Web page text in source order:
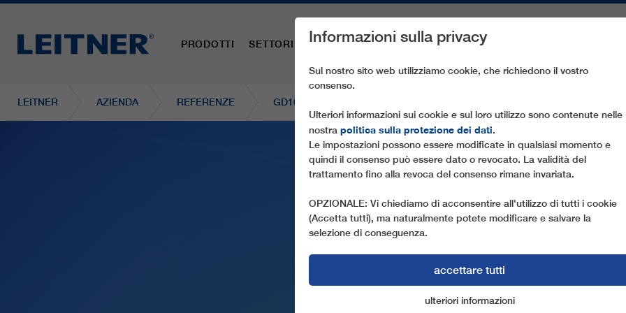
PRODOTTI SETTORI PEZZI DI RICAMBIO ASSISTENZA CLIENTI
LEITNER AZIENDA REFERENZE GD10 LEZUO
Informazioni sulla privacy
Sul nostro sito web utilizziamo cookie, che richiedono il vostro
consenso.
Ulteriori informazioni sui cookie e sul loro utilizzo sono contenute nelle
nostra politica sulla protezione dei dati.
Le impostazioni possono essere modificate in qualsiasi momento e
quindi il consenso può essere dato o revocato. La validità del
trattamento fino alla revoca del consenso rimane invariata.
OPZIONALE: Vi chiediamo di acconsentire all'utilizzo di tutti i cookie
(Accetta tutti), ma naturalmente potete modificare e salvare la
selezione di conseguenza.
accettare tutti
cookie di marketing
ulteriori informazioni